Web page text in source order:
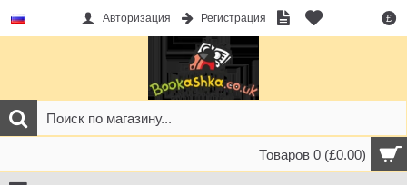
£
Авторизация Регистрация
Товаров 0 (£0.00)